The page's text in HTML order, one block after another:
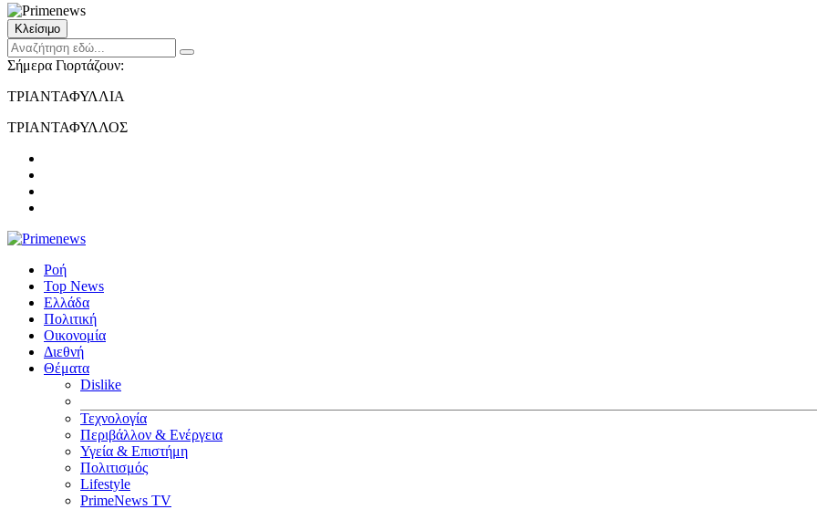
Κλείσιμο
Σήμερα Γιορτάζουν:
ΤΡΙΑΝΤΑΦΥΛΛΙΑ
ΤΡΙΑΝΤΑΦΥΛΛΟΣ
Ροή
Top News
Ελλάδα
Πολιτική
Οικονομία
Διεθνή
Θέματα
Dislike
Τεχνολογία
Περιβάλλον & Ενέργεια
Υγεία & Επιστήμη
Πολιτισμός
Lifestyle
PrimeNews TV